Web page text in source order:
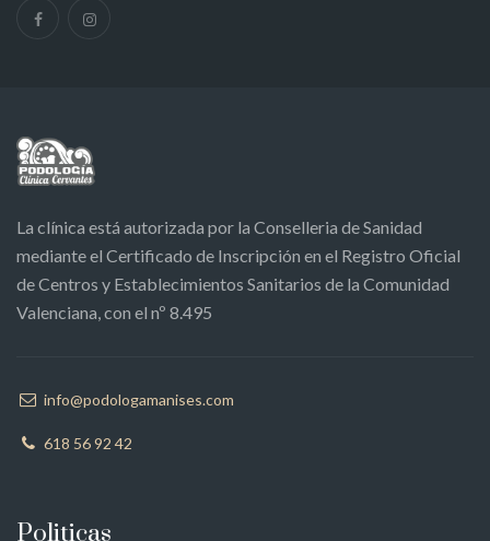
La clínica está autorizada por la Conselleria de Sanidad
mediante el Certificado de Inscripción en el Registro Oficial
de Centros y Establecimientos Sanitarios de la Comunidad
Valenciana, con el nº 8.495
info@podologamanises.com
618 56 92 42
Politicas